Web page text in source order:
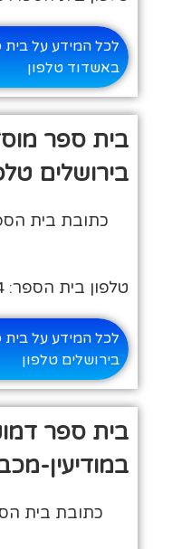
לכל המידע על בית
באשדוד טלפון
בית ספר
בירושלים
כתובת בית
טלפון בית הספר: 02-5712514
לכל המידע על בית
בירושלים טלפון
בית ספר
במודיעין-
כתובת בית